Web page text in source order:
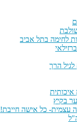
לחימה בתל אביב
לגיל הרך
איכותית
בקיץ
עצמית- כל אישה חייבת!